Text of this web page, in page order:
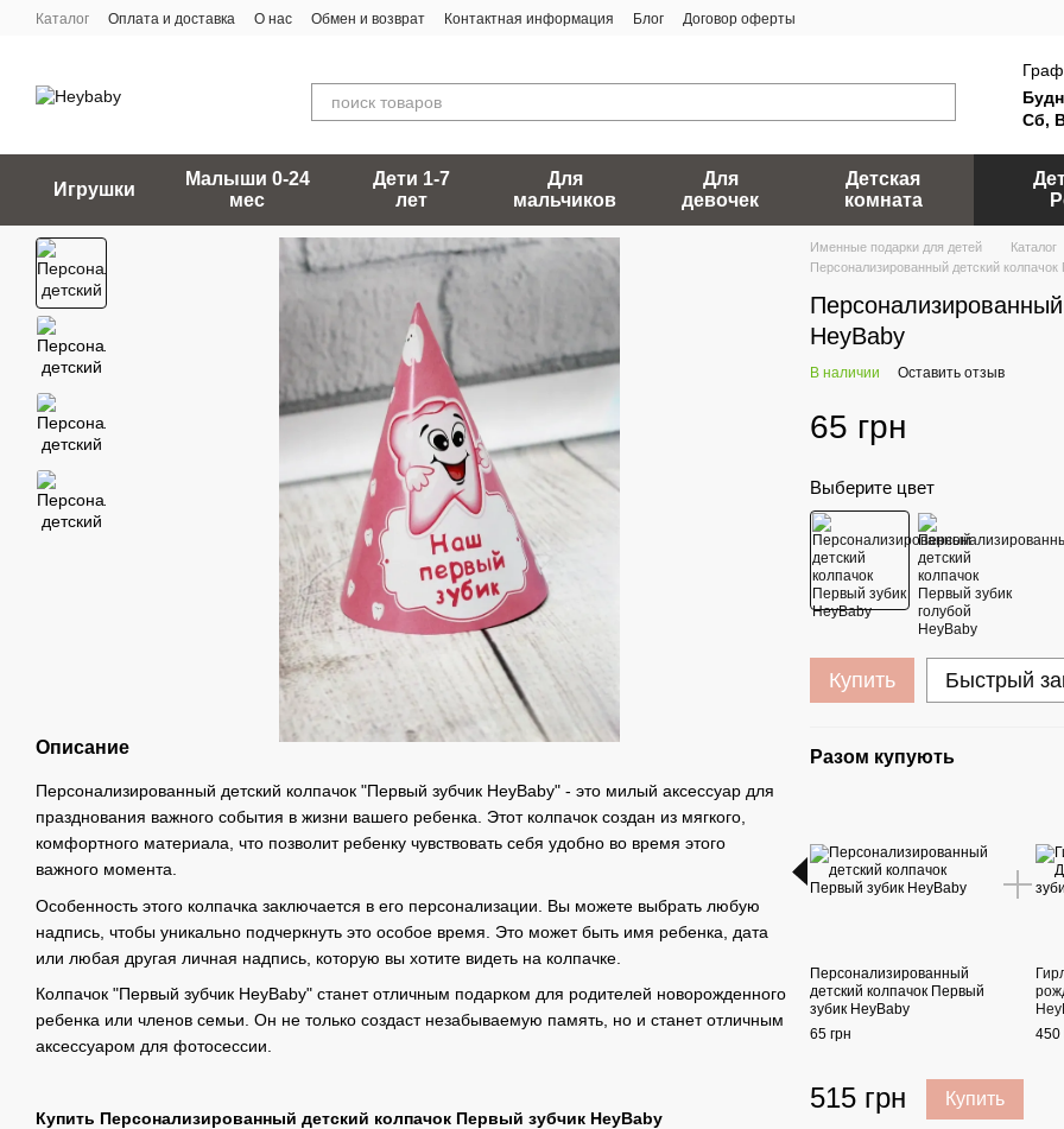
Перейти к основному контенту
Каталог Оплата и доставка О нас Обмен и возврат Контактная информация Блог Договор оферты
Сб,
Игрушки
Малыши 0-24
мес
Дети 1-7
лет
Для
мальчиков
Для
девочек
Детская
комната
Описание
Персонализированный детский колпачок "Первый зубчик HeyBaby" - это милый аксессуар для
празднования важного события в жизни вашего ребенка. Этот колпачок создан из мягкого,
комфортного материала, что позволит ребенку чувствовать себя удобно во время этого
важного момента.
Особенность этого колпачка заключается в его персонализации. Вы можете выбрать любую
надпись, чтобы уникально подчеркнуть это особое время. Это может быть имя ребенка, дата
или любая другая личная надпись, которую вы хотите видеть на колпачке.
Колпачок "Первый зубчик HeyBaby" станет отличным подарком для родителей новорожденного
ребенка или членов семьи. Он не только создаст незабываемую память, но и станет отличным
аксессуаром для фотосессии.
Купить Персонализированный детский колпачок Первый зубчик HeyBaby
Именные подарки для детей Каталог
Персонализированный детский
HeyBaby
В наличии Оставить отзыв
65 грн
Выберите цвет
Купить Быстрый
Разом купують
Персонализированный
детский колпачок Первый
зубик HeyBaby
65 грн
450
515 грн Купить